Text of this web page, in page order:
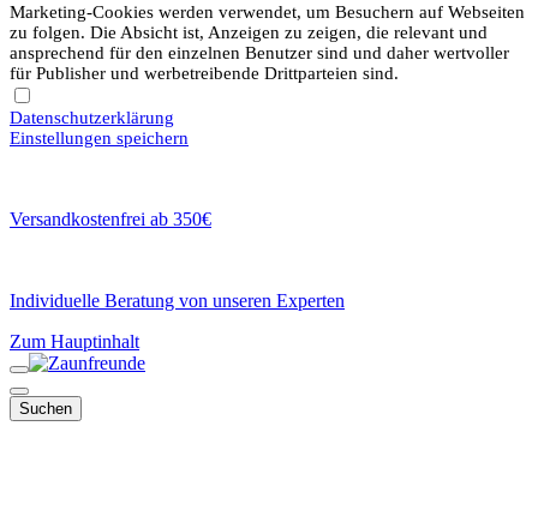
Marketing-Cookies werden verwendet, um Besuchern auf Webseiten
zu folgen. Die Absicht ist, Anzeigen zu zeigen, die relevant und
ansprechend für den einzelnen Benutzer sind und daher wertvoller
für Publisher und werbetreibende Drittparteien sind.
Datenschutzerklärung
Einstellungen speichern
Versandkostenfrei ab 350€
Individuelle Beratung von unseren Experten
Zum Hauptinhalt
Suchen